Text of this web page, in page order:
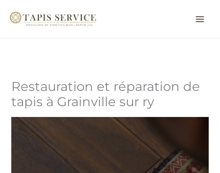
Restauration et réparation de
tapis à Grainville sur ry